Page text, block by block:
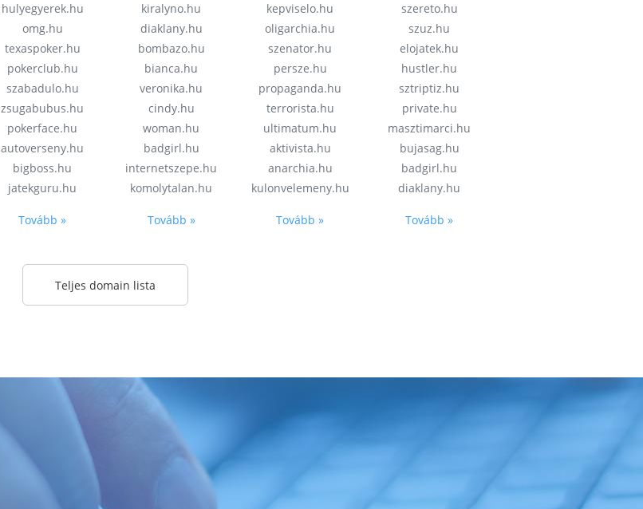
hulyegyerek.hu
omg.hu
texaspoker.hu
pokerclub.hu
szabadulo.hu
zsugabubus.hu
pokerface.hu
autoverseny.hu
bigboss.hu
jatekguru.hu
Tovább »
kiralyno.hu
diaklany.hu
bombazo.hu
bianca.hu
veronika.hu
cindy.hu
woman.hu
badgirl.hu
internetszepe.hu
komolytalan.hu
Tovább »
kepviselo.hu
oligarchia.hu
szenator.hu
persze.hu
propaganda.hu
terrorista.hu
ultimatum.hu
aktivista.hu
anarchia.hu
kulonvelemeny.hu
Tovább »
szereto.hu
szuz.hu
elojatek.hu
hustler.hu
sztriptiz.hu
private.hu
masztimarci.hu
bujasag.hu
badgirl.hu
diaklany.hu
Tovább »
Teljes domain lista